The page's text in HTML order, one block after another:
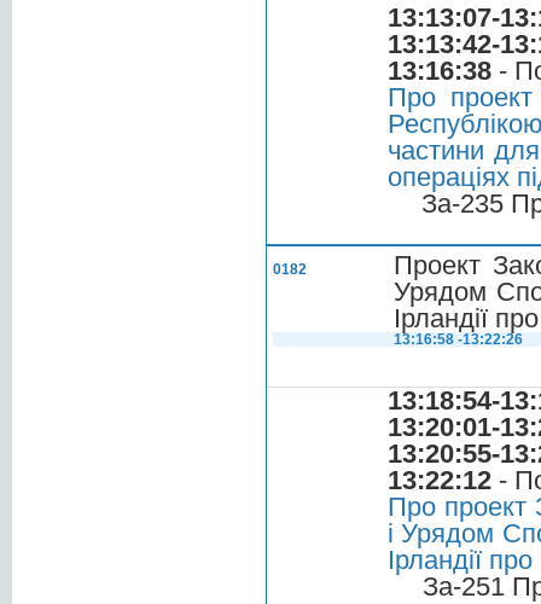
13:13:07-
13:13:42-
13:16:38 -
Про
частини
операціях
За-235
0182
Проект
Урядом
Ірландії
13:16:58 -13:22:26
13:18:54-
13:20:01-
13:20:55-
13:22:12 -
Про проект
і Урядом
Ірландії
За-251